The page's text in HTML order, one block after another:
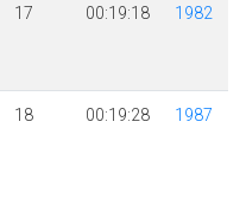
17 00:19:18 1982
18 00:19:28 1987